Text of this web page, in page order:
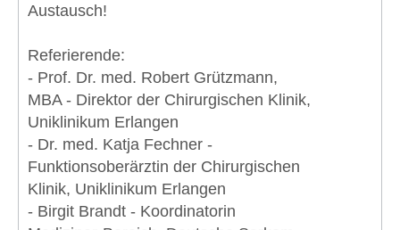
Austausch!
Referierende:
- Prof. Dr. med. Robert Grützmann,
MBA - Direktor der Chirurgischen Klinik,
Uniklinikum Erlangen
- Dr. med. Katja Fechner -
Funktionsoberärztin der Chirurgischen
Klinik, Uniklinikum Erlangen
- Birgit Brandt - Koordinatorin